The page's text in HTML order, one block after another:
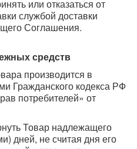
или отказаться от
службой доставки
Соглашения.
средств
производится в
Гражданского кодекса РФ
потребителей» от
Товар надлежащего
дней, не считая дня его